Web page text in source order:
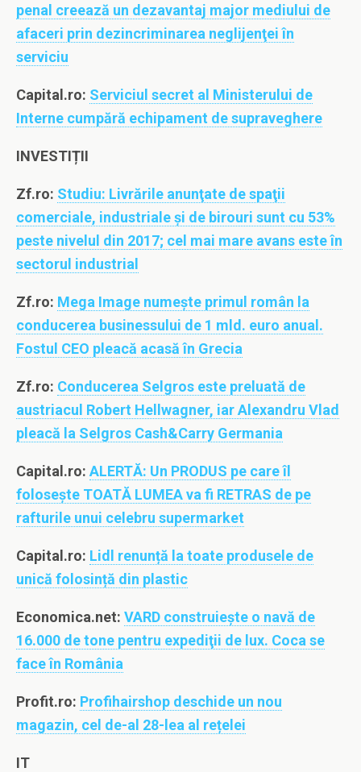
penal creează un dezavantaj major mediului de
afaceri prin dezincriminarea neglijenţei în
serviciu
Capital.ro: Serviciul secret al Ministerului de
Interne cumpără echipament de supraveghere
INVESTIȚII
Zf.ro: Studiu: Livrările anunţate de spaţii
comerciale, industriale şi de birouri sunt cu 53%
peste nivelul din 2017; cel mai mare avans este în
sectorul industrial
Zf.ro: Mega Image numeşte primul român la
conducerea businessului de 1 mld. euro anual.
Fostul CEO pleacă acasă în Grecia
Zf.ro: Conducerea Selgros este preluată de
austriacul Robert Hellwagner, iar Alexandru Vlad
pleacă la Selgros Cash&Carry Germania
Capital.ro: ALERTĂ: Un PRODUS pe care îl
folosește TOATĂ LUMEA va fi RETRAS de pe
rafturile unui celebru supermarket
Capital.ro: Lidl renunță la toate produsele de
unică folosință din plastic
Economica.net: VARD construieşte o navă de
16.000 de tone pentru expediţii de lux. Coca se
face în România
Profit.ro: Profihairshop deschide un nou
magazin, cel de-al 28-lea al rețelei
IT